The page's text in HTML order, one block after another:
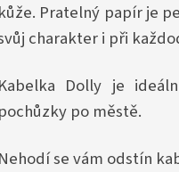
kůže. Pratelný papír je
charakter i při
Kabelka Dolly je
pochůzky po městě.
Nehodí se vám odstín